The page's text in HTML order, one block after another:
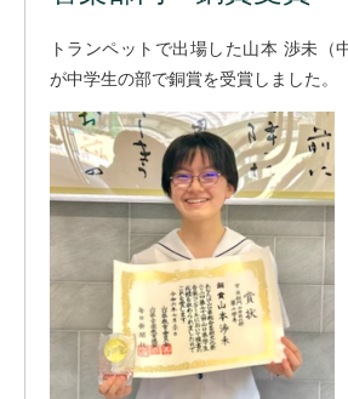
トランペットで出場した山本 渉未（
が中学生の部で銅賞を受賞しました。